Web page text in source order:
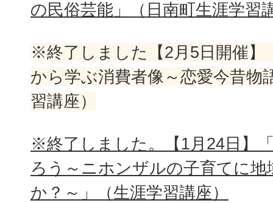
の民俗芸能」（日南町生涯学習
※終了しました【2月5日開催】
から学ぶ消費者像～恋愛今昔物
習講座）
※終了しました。【1月24日】
ろう～ニホンザルの子育てに
か？～」（生涯学習講座）